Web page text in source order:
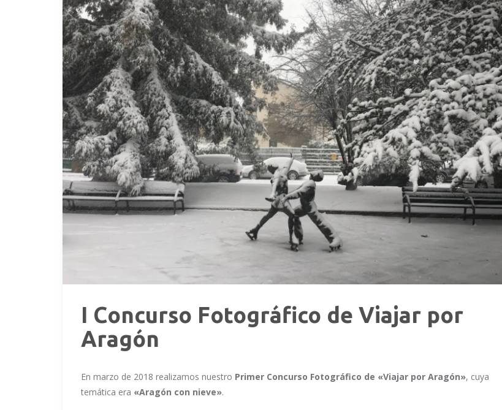
I Concurso Fotográfico de Viajar por
Aragón
En marzo de 2018 realizamos nuestro Primer Concurso Fotográfico de «Viajar por Aragón», cuya
temática era «Aragón con nieve».